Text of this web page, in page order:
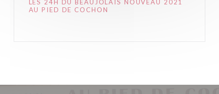
LES 24H DU BEAUJOLAIS NOUVEAU 2021
AU PIED DE COCHON